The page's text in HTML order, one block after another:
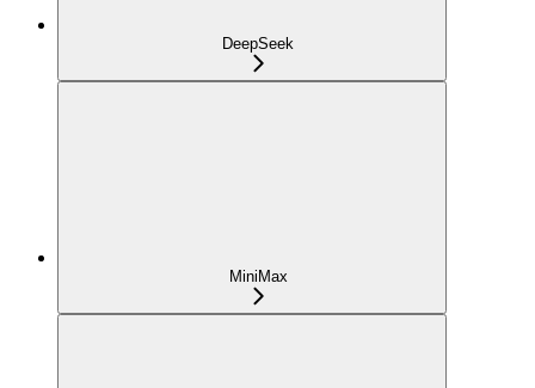
DeepSeek
MiniMax